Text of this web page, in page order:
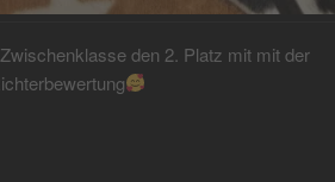
den 2. Platz mit mit der